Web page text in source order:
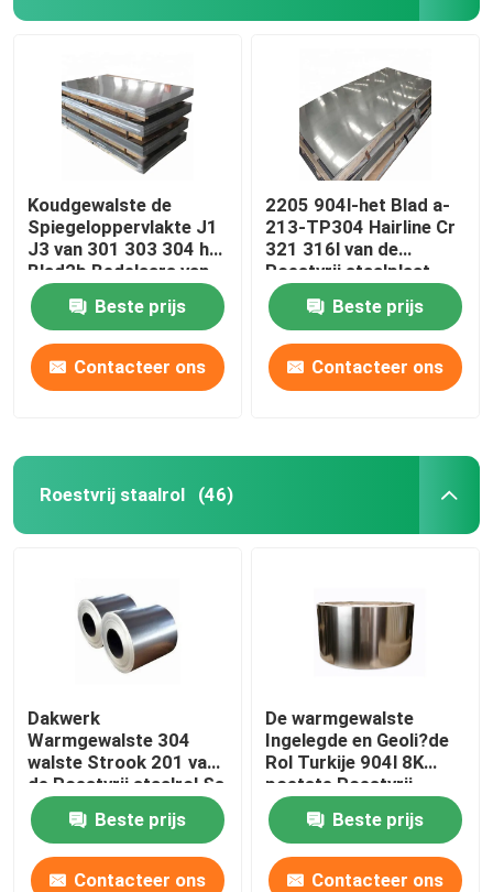
Koudgewalste de
Spiegeloppervlakte J1
J3 van 301 303 304 het
Blad2b Bedelaars van
de Roestvrij staalplaat
Beste prijs
Contacteer ons
2205 904l-het Blad a-
213-TP304 Hairline Cr
321 316l van de
Roestvrij staalplaat
Beste prijs
Contacteer ons
Roestvrij staalrol (46)
Dakwerk
Warmgewalste 304
walste Strook 201 van
de Roestvrij staalrol Ss
304 van 316l koud 202
Rol
Beste prijs
Contacteer ons
De warmgewalste
Ingelegde en Geoli?de
Rol Turkije 904l 8K
poetste Roestvrij
staalrol 430 Ss Rol 202
op
Beste prijs
Contacteer ons